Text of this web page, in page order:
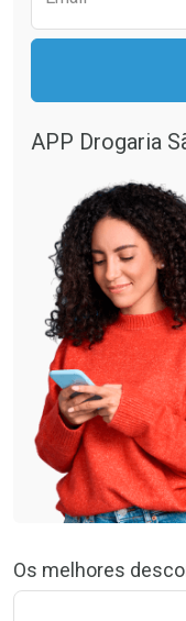
APP Drogaria
Os melhores